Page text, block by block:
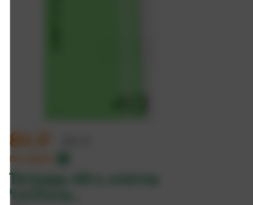
84 ₽
по карте
Тетрадь 48 л, клетка
'UniTone...